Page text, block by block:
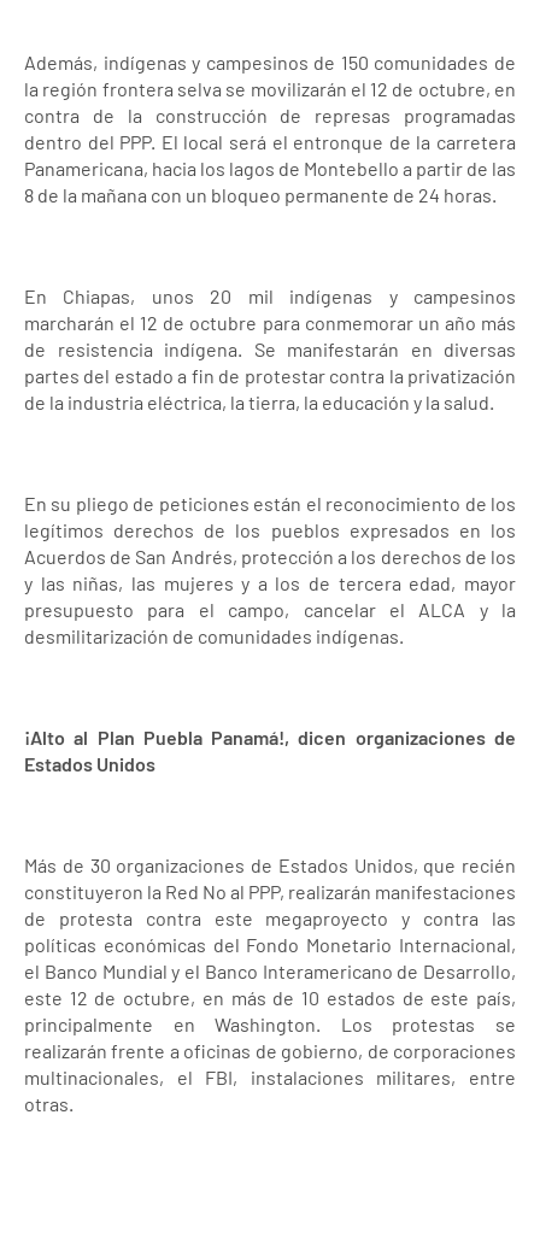
Además, indígenas y campesinos de 150 comunidades de
la región frontera selva se movilizarán el 12 de octubre, en
contra de la construcción de represas programadas
dentro del PPP. El local será el entronque de la carretera
Panamericana, hacia los lagos de Montebello a partir de las
8 de la mañana con un bloqueo permanente de 24 horas.
En Chiapas, unos 20 mil indígenas y campesinos
marcharán el 12 de octubre para conmemorar un año más
de resistencia indígena. Se manifestarán en diversas
partes del estado a fin de protestar contra la privatización
de la industria eléctrica, la tierra, la educación y la salud.
En su pliego de peticiones están el reconocimiento de los
legítimos derechos de los pueblos expresados en los
Acuerdos de San Andrés, protección a los derechos de los
y las niñas, las mujeres y a los de tercera edad, mayor
presupuesto para el campo, cancelar el ALCA y la
desmilitarización de comunidades indígenas.
¡Alto al Plan Puebla Panamá!, dicen organizaciones de
Estados Unidos
Más de 30 organizaciones de Estados Unidos, que recién
constituyeron la Red No al PPP, realizarán manifestaciones
de protesta contra este megaproyecto y contra las
políticas económicas del Fondo Monetario Internacional,
el Banco Mundial y el Banco Interamericano de Desarrollo,
este 12 de octubre, en más de 10 estados de este país,
principalmente en Washington. Los protestas se
realizarán frente a oficinas de gobierno, de corporaciones
multinacionales, el FBI, instalaciones militares, entre
otras.